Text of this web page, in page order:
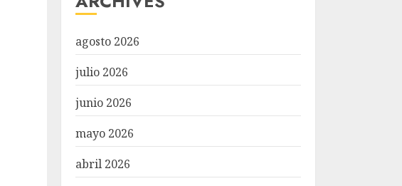
agosto 2026
julio 2026
junio 2026
mayo 2026
abril 2026